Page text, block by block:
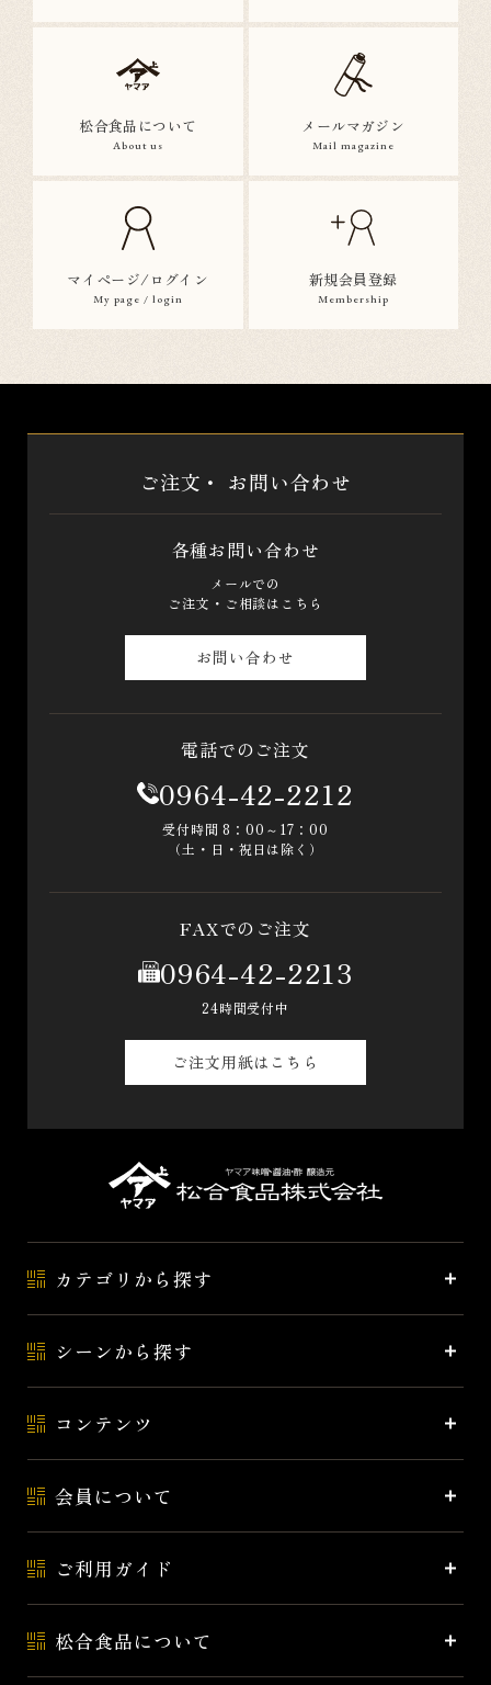
松合食品について
About us
メールマガジン
Mail magazine
マイページ/ログイン
My page / login
新規会員登録
Membership
ご注文・ お問い合わせ
各種お問い合わせ
メールでの
ご注文・ご相談はこちら
お問い合わせ
電話でのご注文
0964-42-2212
受付時間 8：00～17：00
（土・日・祝日は除く）
FAXでのご注文
0964-42-2213
24時間受付中
ご注文用紙はこちら
カテゴリから探す
シーンから探す
コンテンツ
会員について
ご利用ガイド
松合食品について